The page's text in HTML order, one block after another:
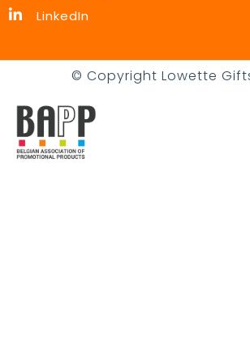
LinkedIn
© Copyright Lowette